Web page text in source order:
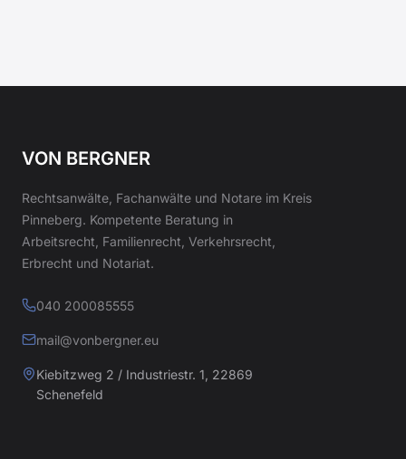
VON BERGNER
Rechtsanwälte, Fachanwälte und Notare im Kreis
Pinneberg. Kompetente Beratung in
Arbeitsrecht, Familienrecht, Verkehrsrecht,
Erbrecht und Notariat.
040 200085555
mail@vonbergner.eu
Kiebitzweg 2 / Industriestr. 1, 22869
Schenefeld